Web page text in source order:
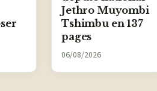
Jethro Muyombi
Tshimbu en 137
pages
06/08/2026